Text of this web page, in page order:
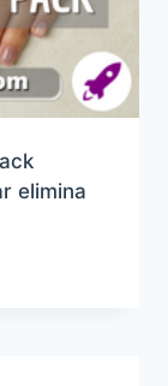
elimina